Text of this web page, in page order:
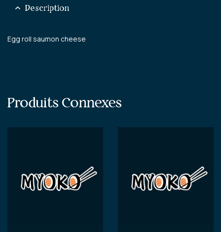
Description
Egg roll saumon cheese
Produits Connexes